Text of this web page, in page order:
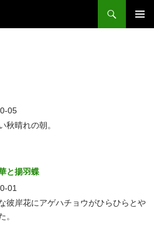
05
秋晴れの朝。
と揚羽蝶
01
彼岸花にアゲハチョウがひらひらとや
。